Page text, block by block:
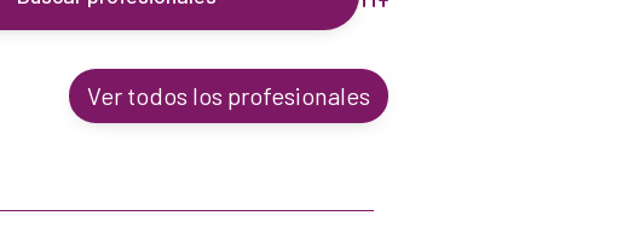
Búsqueda avanzada
Ver todos los profesionales